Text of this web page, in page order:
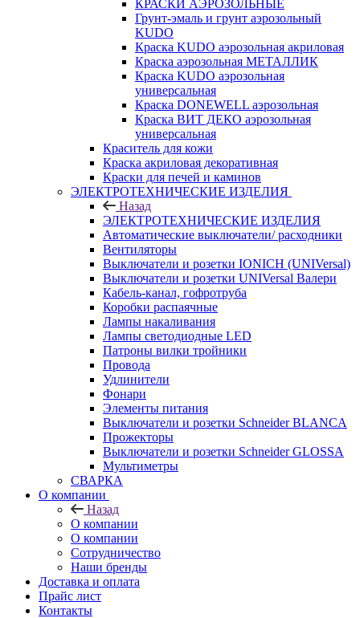
КРАСКИ АЭРОЗОЛЬНЫЕ
Грунт-эмаль и грунт аэрозольный
KUDO
Краска KUDO аэрозольная акриловая
Краска аэрозольная МЕТАЛЛИК
Краска KUDO аэрозольная
универсальная
Краска DONEWELL аэрозольная
Краска ВИТ ДЕКО аэрозольная
универсальная
Краситель для кожи
Краска акриловая декоративная
Краски для печей и каминов
ЭЛЕКТРОТЕХНИЧЕСКИЕ ИЗДЕЛИЯ
Назад
ЭЛЕКТРОТЕХНИЧЕСКИЕ ИЗДЕЛИЯ
Автоматические выключатели/ расходники
Вентиляторы
Выключатели и розетки IONICH (UNIVersal)
Выключатели и розетки UNIVersal Валери
Кабель-канал, гофротруба
Коробки распаячные
Лампы накаливания
Лампы светодиодные LED
Патроны вилки тройники
Провода
Удлинители
Фонари
Элементы питания
Выключатели и розетки Schneider BLANCA
Прожекторы
Выключатели и розетки Schneider GLOSSA
Мультиметры
СВАРКА
О компании
Назад
О компании
О компании
Сотрудничество
Наши бренды
Доставка и оплата
Прайс лист
Контакты